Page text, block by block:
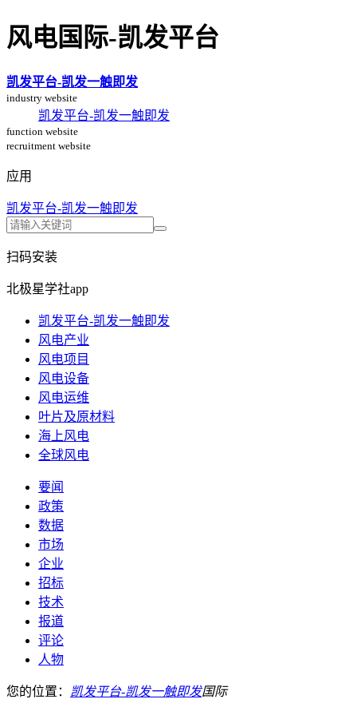
风电国际-凯发平台
凯发平台-凯发一触即发
industry website
凯发平台-凯发一触即发
function website
recruitment website
应用
凯发平台-凯发一触即发
扫码安装
北极星学社app
凯发平台-凯发一触即发
风电产业
风电项目
风电设备
风电运维
叶片及原材料
海上风电
全球风电
要闻
政策
数据
市场
企业
招标
技术
报道
评论
人物
您的位置： 凯发平台-凯发一触即发国际